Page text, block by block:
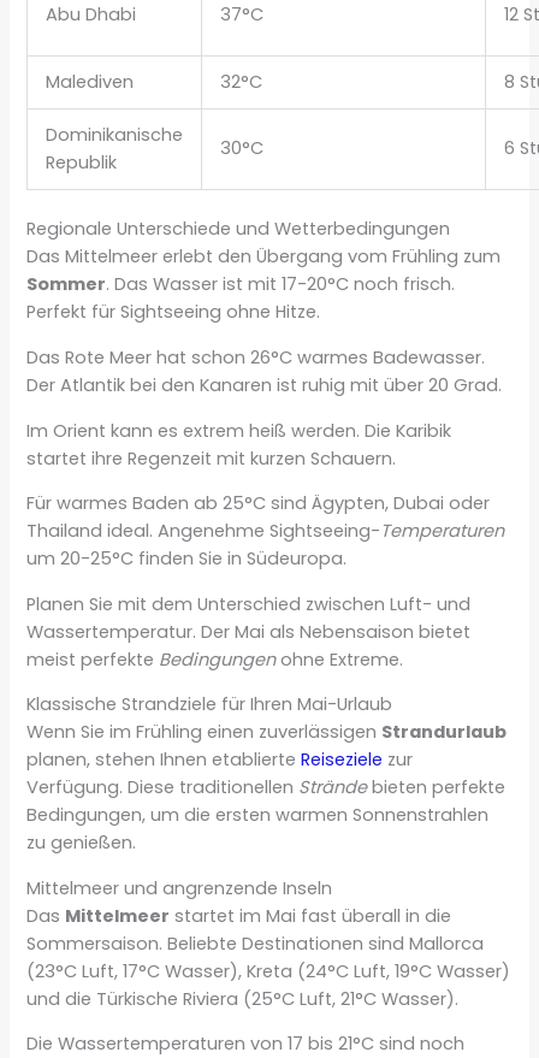
Abu Dhabi 37°C 12
Malediven 32°C 8
Dominikanische
Republik
30°C 6
Regionale Unterschiede und Wetterbedingungen
Das Mittelmeer erlebt den Übergang vom Frühling zum
Sommer. Das Wasser ist mit 17-20°C noch frisch.
Perfekt für Sightseeing ohne Hitze.
Das Rote Meer hat schon 26°C warmes Badewasser.
Der Atlantik bei den Kanaren ist ruhig mit über 20 Grad.
Im Orient kann es extrem heiß werden. Die Karibik
startet ihre Regenzeit mit kurzen Schauern.
Für warmes Baden ab 25°C sind Ägypten, Dubai oder
Thailand ideal. Angenehme Sightseeing- Temperaturen
um 20-25°C finden Sie in Südeuropa.
Planen Sie mit dem Unterschied zwischen Luft- und
Wassertemperatur. Der Mai als Nebensaison bietet
meist perfekte Bedingungenohne Extreme.
Klassische Strandziele für Ihren Mai-Urlaub
Wenn Sie im Frühling einen zuverlässigen Strandurlaub
planen, stehen Ihnen etablierteReiseziele zur
Verfügung. Diese traditionellen Strändebieten perfekte
Bedingungen, um die ersten warmen Sonnenstrahlen
zu genießen.
Mittelmeer und angrenzende Inseln
Das Mittelmeer startet im Mai fast überall in die
Sommersaison. Beliebte Destinationen sind Mallorca
(23°C Luft, 17°C Wasser), Kreta (24°C Luft, 19°C Wasser)
und die Türkische Riviera (25°C Luft, 21°C Wasser).
Die Wassertemperaturen von 17 bis 21°C sind noch